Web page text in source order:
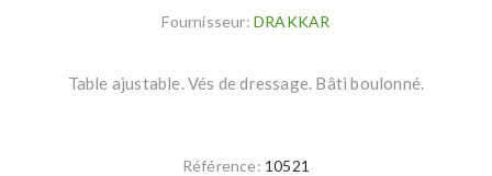
Fournisseur: DRAKKAR
Table ajustable. Vés de dressage. Bâti boulonné.
Référence: 10521